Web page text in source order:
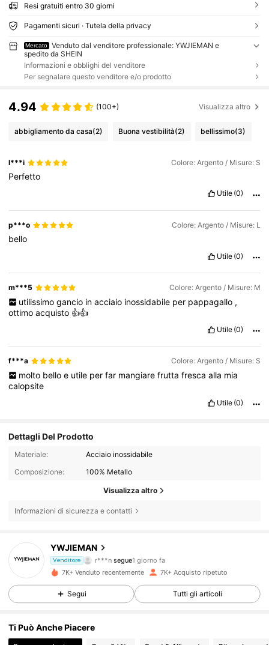
Resi gratuiti entro 30 giorni
Pagamenti sicuri · Tutela della privacy
Mercato
Venduto dal venditore professionale: YWJIEMAN e
spedito da SHEIN
Informazioni e obblighi del venditore
Per segnalare questo venditore e/o prodotto
4.94 (100+) Visualizza altro
abbigliamento da casa(2) Buona vestibilità(2) bellissimo(3)
l***i Colore: Argento / Misure: S
Perfetto
Utile (0)
p***o Colore: Argento / Misure: L
bello
Utile (0)
m***5 Colore: Argento / Misure: M
utilissimo gancio in acciaio inossidabile per pappagallo ,
ottimoacquisto 👍👍
Utile (0)
f***a Colore: Argento / Misure: S
molto bello e utile per far mangiare frutta fresca alla mia
calopsite
Utile (0)
Dettagli Del Prodotto
Materiale:
Acciaio inossidabile
Composizione:
100% Metallo
Visualizza altro
Informazioni di sicurezza e contatti
YWJIEMAN
Venditore
r***n
4.91
577 Follower
577 Follower
7K+ Venduto recentemente 7K+ Acquisto ripetuto
Segui Tutti gli articoli
Ti Può Anche Piacere